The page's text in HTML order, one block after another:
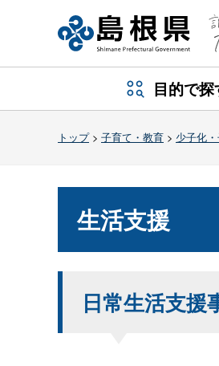
目的で探
トップ> 子育て・教育 > 少子化
生活支援
日常生活支援